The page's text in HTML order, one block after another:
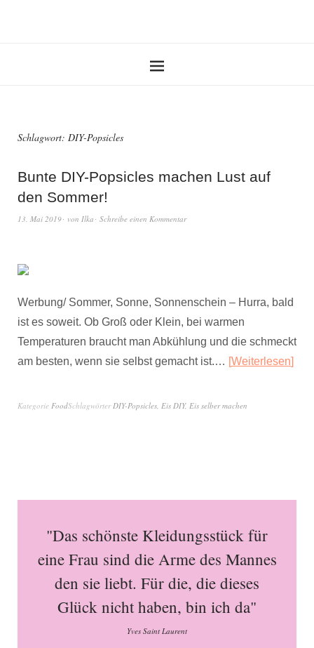
Schlagwort: DIY-Popsicles
Bunte DIY-Popsicles machen Lust auf
den Sommer!
13. Mai 2019 von Ilka Schreibe einen Kommentar
Werbung/ Sommer, Sonne, Sonnenschein – Hurra, bald
ist es soweit. Ob Groß oder Klein, bei warmen
Temperaturen braucht man Abkühlung und die schmeckt
am besten, wenn sie selbst gemacht ist.… Weiterlesen
Kategorie FoodSchlagwörterDIY-Popsicles, Eis DIY, Eis selber machen
"Das schönste Kleidungsstück für
eine Frau sind die Arme des Mannes
den sie liebt. Für die, die dieses
Glück nicht haben, bin ich da"
Yves Saint Laurent